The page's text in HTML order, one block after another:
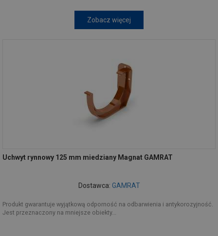
Zobacz więcej
Uchwyt rynnowy 125 mm miedziany Magnat GAMRAT
Dostawca: GAMRAT
Produkt gwarantuje wyjątkową odporność na odbarwienia i antykorozyjność.
Jest przeznaczony na mniejsze obiekty...